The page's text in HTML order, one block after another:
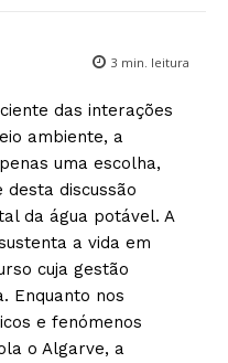
3 min. leitura
das interações
ambiente, a
uma escolha,
desta discussão
da água potável. A
a vida em
cuja gestão
Enquanto nos
e fenómenos
o Algarve, a